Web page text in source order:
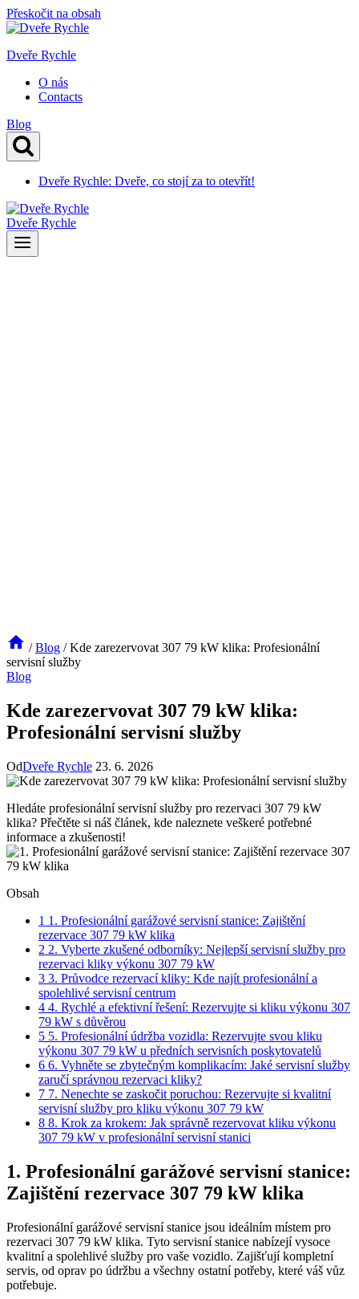
Přeskočit na obsah
Dveře Rychle
O nás
Contacts
Blog
Dveře Rychle: Dveře, co stojí za to otevřít!
Dveře Rychle
/ Blog / Kde zarezervovat 307 79 kW klika: Profesionální
servisní služby
Blog
Kde zarezervovat 307 79 kW klika:
Profesionální servisní služby
OdDveře Rychle 23. 6. 2026
Hledáte profesionální servisní služby pro rezervaci 307 ‍79 kW
klika? Přečtěte si náš článek, kde naleznete veškeré potřebné
informace a zkušenosti!
Obsah
1 1. Profesionální ⁢garážové servisní stanice:⁤ Zajištění
rezervace 307 79 ⁤kW klika
2 2.‍ Vyberte zkušené odborníky: Nejlepší servisní služby pro
⁤rezervaci kliky výkonu 307 79 kW
3 3. Průvodce rezervací kliky: Kde najít​ profesionální ​a
spolehlivé servisní centrum
4 4. ‍Rychlé⁢ a efektivní řešení: Rezervujte si kliku výkonu 307
79 kW s důvěrou
5 5. Profesionální⁢ údržba vozidla: ‌Rezervujte svou kliku
výkonu 307 79 kW u předních‍ servisních poskytovatelů
6 6. Vyhněte se ‍zbytečným komplikacím: Jaké⁢ servisní služby
zaručí správnou rezervaci ⁤kliky?
7 7. Nenechte se zaskočit poruchou: ​Rezervujte ⁢si kvalitní
servisní‍ služby pro ⁤kliku výkonu 307 79⁢ kW
8 8. Krok za krokem: Jak správně rezervovat kliku výkonu
⁤307 ‌79 kW v profesionální ⁢servisní stanici
1. Profesionální ⁢garážové servisní stanice:⁤
Zajištění rezervace 307 79 ⁤kW klika
Profesionální⁢ garážové ‍servisní stanice​ jsou ideálním místem pro
rezervaci ​307 79 kW klika. Tyto servisní⁢ stanice nabízejí vysoce
kvalitní ⁣a spolehlivé ‍služby ⁤pro vaše vozidlo. Zajišťují kompletní
servis, od oprav po ⁢údržbu a‌ všechny ostatní⁣ potřeby, které váš⁢ vůz
⁣potřebuje.